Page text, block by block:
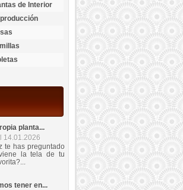
de Interior
planta...
14.01.2026
te has preguntado
la tela de tu
tener en...